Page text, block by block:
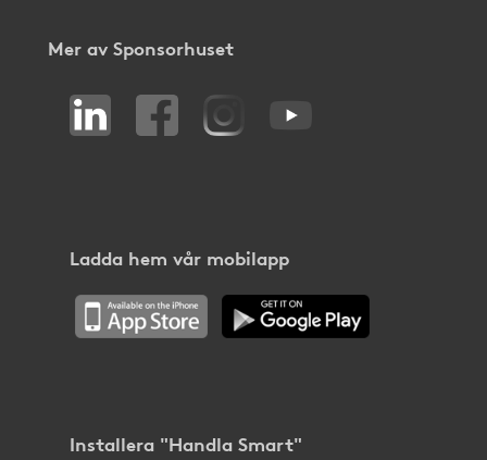
Mer av Sponsorhuset
Ladda hem vår mobilapp
Installera "Handla Smart"